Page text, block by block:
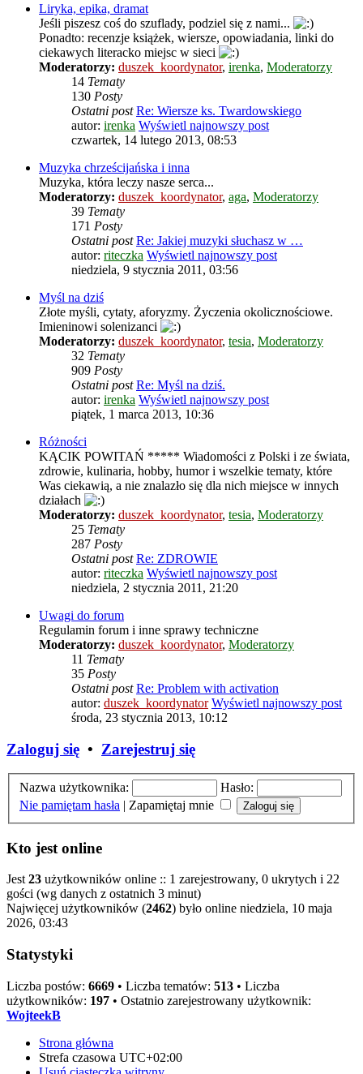
Liryka, epika, dramat
Jeśli piszesz coś do szuflady, podziel się z nami...
Ponadto: recenzje książek, wiersze, opowiadania, linki do
ciekawych literacko miejsc w sieci
Moderatorzy: duszek_koordynator, irenka, Moderatorzy
14 Tematy
130 Posty
Ostatni post Re: Wiersze ks. Twardowskiego
autor: irenka Wyświetl najnowszy post
czwartek, 14 lutego 2013, 08:53
Muzyka chrześcijańska i inna
Muzyka, która leczy nasze serca...
Moderatorzy: duszek_koordynator, aga, Moderatorzy
39 Tematy
171 Posty
Ostatni post Re: Jakiej muzyki słuchasz w …
autor: riteczka Wyświetl najnowszy post
niedziela, 9 stycznia 2011, 03:56
Myśl na dziś
Złote myśli, cytaty, aforyzmy. Życzenia okolicznościowe.
Imieninowi solenizanci
Moderatorzy: duszek_koordynator, tesia, Moderatorzy
32 Tematy
909 Posty
Ostatni post Re: Myśl na dziś.
autor: irenka Wyświetl najnowszy post
piątek, 1 marca 2013, 10:36
Różności
KĄCIK POWITAŃ ***** Wiadomości z Polski i ze świata,
zdrowie, kulinaria, hobby, humor i wszelkie tematy, które
Was ciekawią, a nie znalazło się dla nich miejsce w innych
działach
Moderatorzy: duszek_koordynator, tesia, Moderatorzy
25 Tematy
287 Posty
Ostatni post Re: ZDROWIE
autor: riteczka Wyświetl najnowszy post
niedziela, 2 stycznia 2011, 21:20
Uwagi do forum
Regulamin forum i inne sprawy techniczne
Moderatorzy: duszek_koordynator, Moderatorzy
11 Tematy
35 Posty
Ostatni post Re: Problem with activation
autor: duszek_koordynator Wyświetl najnowszy post
środa, 23 stycznia 2013, 10:12
Zaloguj się • Zarejestruj się
Nazwa użytkownika:
Hasło:
Nie pamiętam hasła | Zapamiętaj mnie
Kto jest online
Jest 23 użytkowników online :: 1 zarejestrowany, 0 ukrytych i 22
gości (wg danych z ostatnich 3 minut)
Najwięcej użytkowników (2462) było online niedziela, 10 maja
2026, 03:43
Statystyki
Liczba postów: 6669 • Liczba tematów: 513 • Liczba
użytkowników: 197 • Ostatnio zarejestrowany użytkownik:
WojteekB
Strona główna
Strefa czasowa UTC+02:00